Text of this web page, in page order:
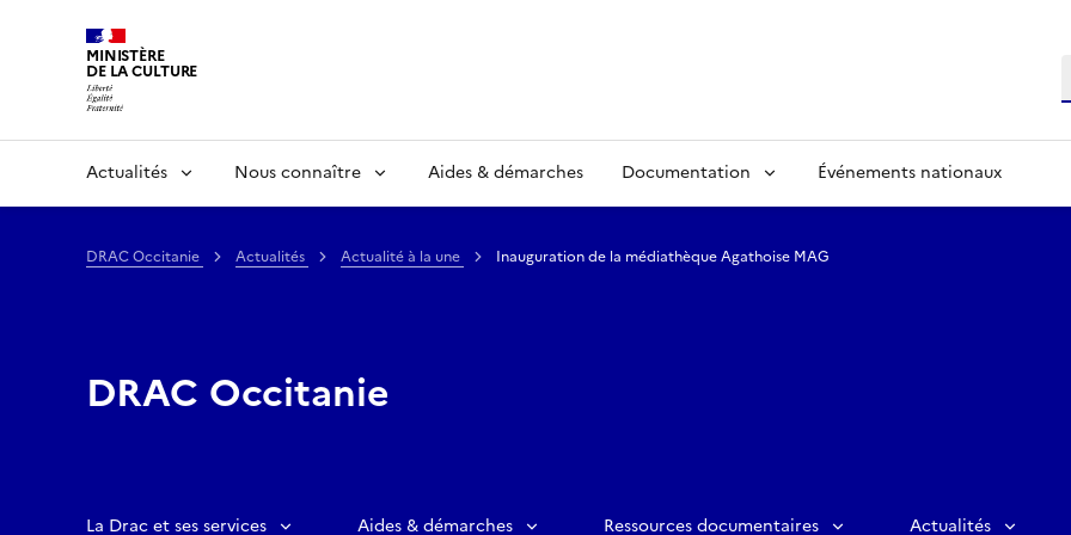
MINISTÈRE
DE LA CULTURE
Actualités Nous connaître Aides & démarches Documentation Événements nationaux
DRAC Occitanie Actualités Actualité à la une Inauguration de la médiathèque Agathoise MAG
DRAC Occitanie
La Drac et ses services Aides & démarches Ressources documentaires Actualités